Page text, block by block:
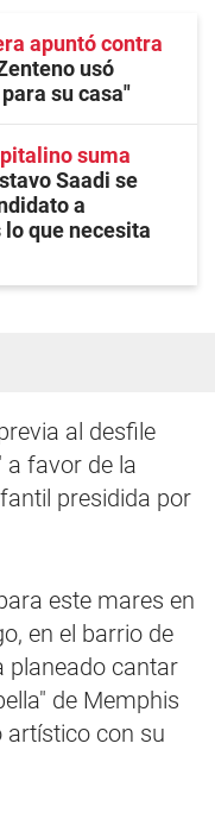
apuntó contra
usó
su casa"
suma
Saadi se
a
lo que necesita
al desfile
a favor de la
presidida por
este mares en
en el barrio de
planeado cantar
de Memphis
artístico con su